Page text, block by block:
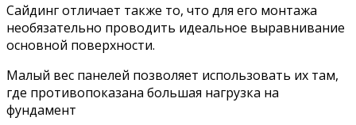
Сайдинг отличает также то, что для его монтажа
необязательно проводить идеальное выравнивание
основной поверхности.
Малый вес панелей позволяет использовать их там,
где противопоказана большая нагрузка на
фундамент